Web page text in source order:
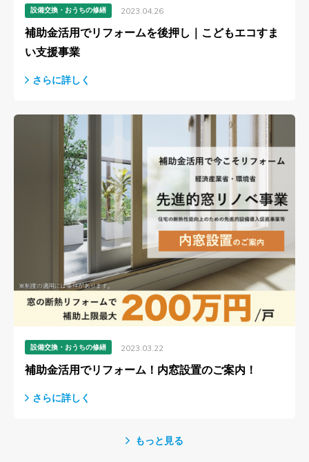
設備交換・おうちの修繕 2023.04.26
補助金活用でリフォームを後押し｜こどもエコすま
い支援事業
さらに詳しく
設備交換・おうちの修繕 2023.03.22
補助金活用でリフォーム！内窓設置のご案内！
さらに詳しく
もっと見る